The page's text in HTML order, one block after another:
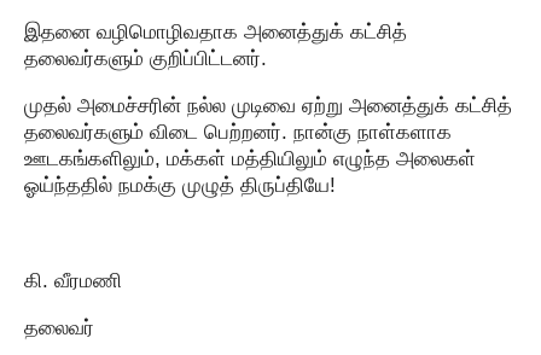
இதனை வழிமொழிவதாக அனைத்துக் கட்சித்
தலைவர்களும் குறிப்பிட்டனர்.
முதல் அமைச்சரின் நல்ல முடிவை ஏற்று அனைத்துக் கட்சித்
தலைவர்களும் விடை பெற்றனர். நான்கு நாள்களாக
ஊடகங்களிலும், மக்கள் மத்தியிலும் எழுந்த அலைகள்
ஓய்ந்ததில் நமக்கு முழுத் திருப்தியே!
கி. வீரமணி
தலைவர்